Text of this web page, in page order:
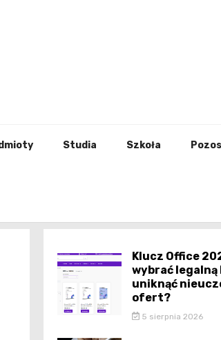
Studia Szkoła
Klucz Office
wybrać legalną
uniknąć
ofert?
5 sierpnia 2026